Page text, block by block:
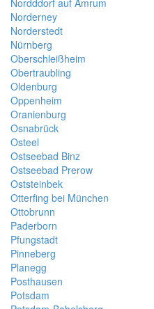
Nordddorf auf Amrum
Norderney
Norderstedt
Nürnberg
Oberschleißheim
Obertraubling
Oldenburg
Oppenheim
Oranienburg
Osnabrück
Osteel
Ostseebad Binz
Ostseebad Prerow
Oststeinbek
Otterfing bei München
Ottobrunn
Paderborn
Pfungstadt
Pinneberg
Planegg
Posthausen
Potsdam